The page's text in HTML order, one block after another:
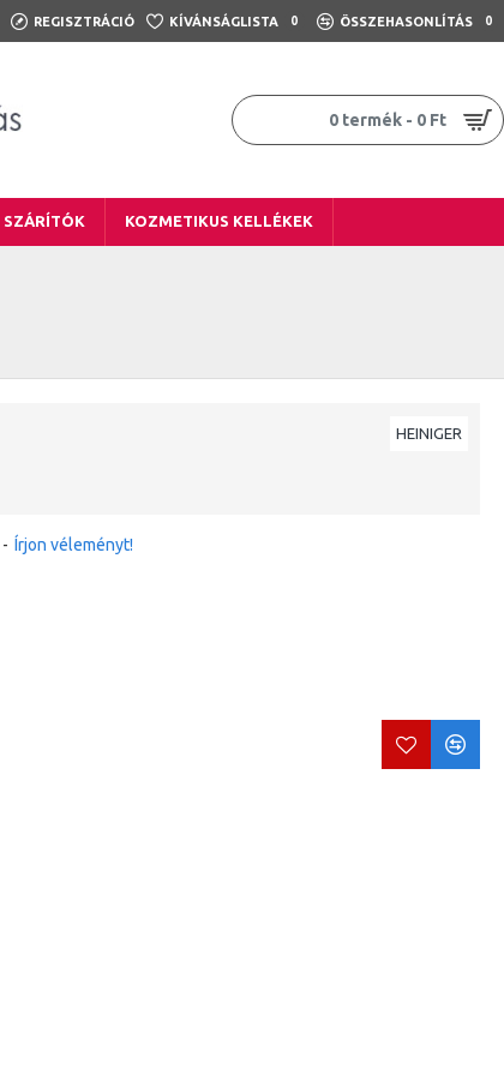
REGISZTRÁCIÓ KÍVÁNSÁGLISTA 0 ÖSSZEHASONLÍTÁS 0
0 termék - 0 Ft
SZÁRÍTÓK KOZMETIKUS KELLÉKEK
HEINIGER
- Írjon véleményt!